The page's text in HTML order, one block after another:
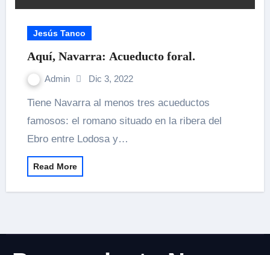
Jesús Tanco
Aquí, Navarra: Acueducto foral.
Admin Dic 3, 2022
Tiene Navarra al menos tres acueductos
famosos: el romano situado en la ribera del
Ebro entre Lodosa y…
Read More